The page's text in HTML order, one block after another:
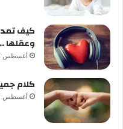
كيف
وعقلها ..
أغسطس 5, 2023
كلام
أغسطس 2, 2023